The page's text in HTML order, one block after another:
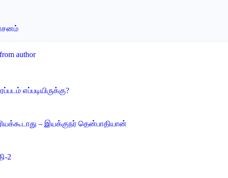
author
எப்படியிருக்கு?
– இயக்குநர் தென்பாதியான்
2